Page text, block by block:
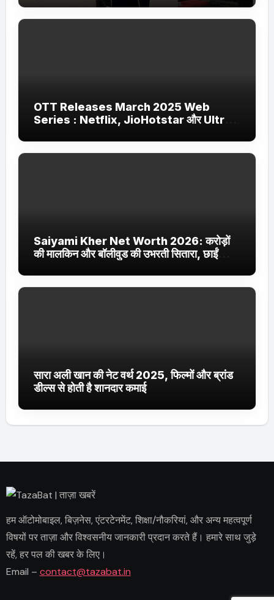
OTT Releases March 2025 Web
Series : Netflix, JioHotstar और Ultra
Saiyami Kher Net Worth 2026: करोड़ों
की मालकिन और बॉलीवुड की उभरती सितारा, छाईं
सारा अली खान की नेट वर्थ 2025, फिल्मों और ब्रांड
डील्स से होती है शानदार कमाई
हम ऑटोमोबाइल, बिज़नेस, एंटरटेनमेंट, शिक्षा/नौकरियां, और अन्य महत्वपूर्ण
विषयों पर ताज़ा और विश्वसनीय जानकारी प्रदान करते हैं। हमारे साथ जुड़े
रहें, हर पल की खबर के लिए।
Email – contact@tazabat.in